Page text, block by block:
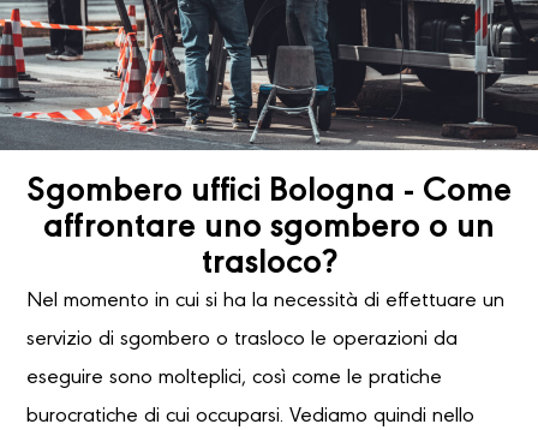
Sgombero uffici Bologna - Come
affrontare uno sgombero o un
trasloco?
Nel momento in cui si ha la necessità di effettuare un
servizio di sgombero o trasloco le operazioni da
eseguire sono molteplici, così come le pratiche
burocratiche di cui occuparsi. Vediamo quindi nello